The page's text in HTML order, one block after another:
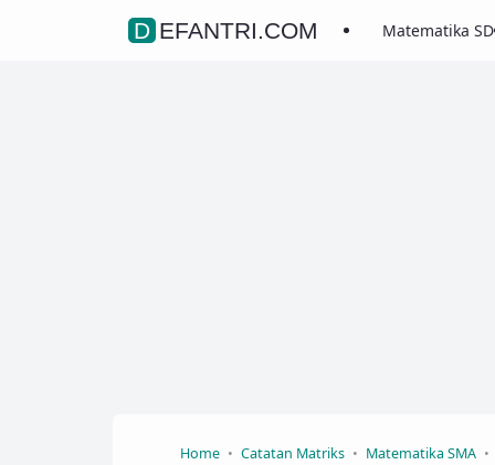
DEFANTRI.COM Matematika SD
Home Catatan Matriks Matematika SMA